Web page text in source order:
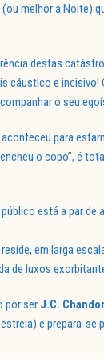
melhor a Noite)
destas
cáustico e
o seu
para
o copo”, é
está a par
em larga
de luxos
por ser J.C. Chandor
e prepara-se